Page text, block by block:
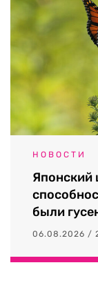
НОВОСТИ
Японский
были
06.08.2026 /